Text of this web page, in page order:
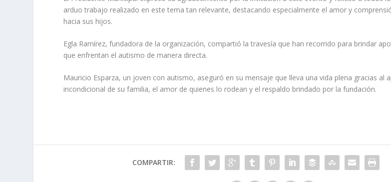
arduo trabajo realizado en este tema tan relevante, destacando especialmente el amor y
hacia sus hijos.
Egla Ramírez, fundadora de la organización, compartió la travesía que han recorrido para brindar
que enfrentan el autismo de manera directa.
Mauricio Esparza, un joven con autismo, aseguró en su mensaje que lleva una vida plena gracias al
incondicional de su familia, el amor de quienes lo rodean y el respaldo brindado por la fundación.
COMPARTIR: